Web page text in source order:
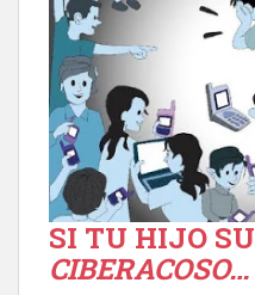
SI TU HIJO
CIBERACOSO…